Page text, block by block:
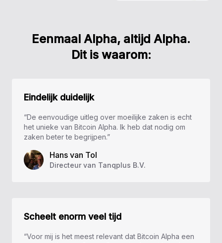
Eenmaal Alpha, altijd Alpha.
Dit is waarom:
Eindelijk duidelijk
“De eenvoudige uitleg over moeilijke zaken is echt
het unieke van Bitcoin Alpha. Ik heb dat nodig om
zaken beter te begrijpen.”
Hans van Tol
Directeur van Tanqplus B.V.
Scheelt enorm veel tijd
“Voor mij is het meest relevant dat Bitcoin Alpha een